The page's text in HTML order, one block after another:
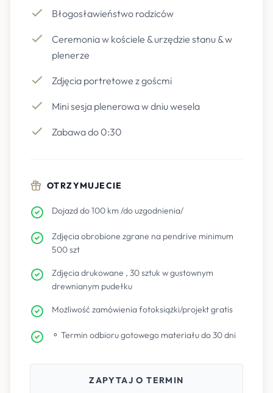
Błogosławieństwo rodziców
Ceremonia w kościele & urzędzie stanu & w
plenerze
Zdjęcia portretowe z goścmi
Mini sesja plenerowa w dniu wesela
Zabawa do 0:30
OTRZYMUJECIE
Dojazd do 100 km /do uzgodnienia/
Zdjęcia obrobione zgrane na pendrive minimum
500 szt
Zdjęcia drukowane , 30 sztuk w gustownym
drewnianym pudełku
Możliwość zamówienia fotoksiążki/projekt gratis
⚬ Termin odbioru gotowego materiału do 30 dni
ZAPYTAJ O TERMIN